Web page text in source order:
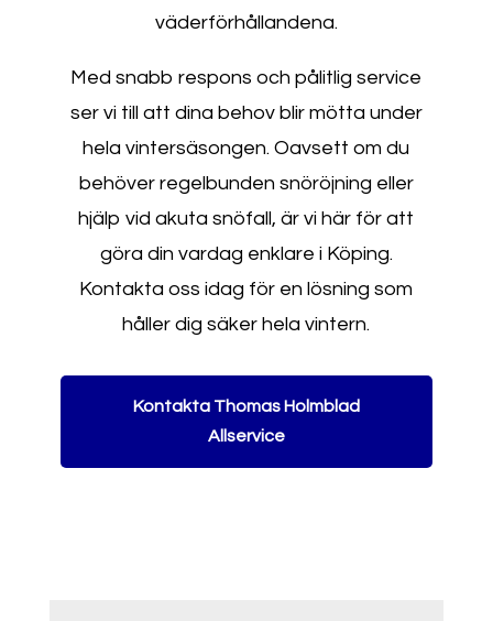
väderförhållandena.
Med snabb respons och pålitlig service
ser vi till att dina behov blir mötta under
hela vintersäsongen. Oavsett om du
behöver regelbunden snöröjning eller
hjälp vid akuta snöfall, är vi här för att
göra din vardag enklare i Köping.
Kontakta oss idag för en lösning som
håller dig säker hela vintern.
Kontakta Thomas Holmblad
Allservice